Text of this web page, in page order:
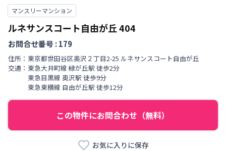
マンスリーマンション
ルネサンスコート自由が丘404
お問合せ番号 :179
住所： 東京都世田谷区奥沢 ２丁目2-25 ルネサンスコート自由が丘
交通： 東急大井町線 緑が丘駅 徒歩2分
東急目黒線 奥沢駅 徒歩9分
東急東横線 自由が丘駅 徒歩12分
この物件にお問合わせ（無料）
お気に入りに保存